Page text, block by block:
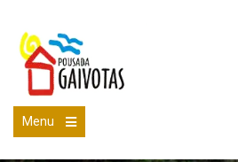
content
Menu
main